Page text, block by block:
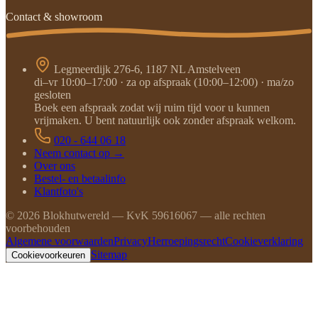
Contact & showroom
Legmeerdijk 276-6, 1187 NL Amstelveen
di–vr 10:00–17:00 · za op afspraak (10:00–12:00) · ma/zo
gesloten
Boek een afspraak zodat wij ruim tijd voor u kunnen
vrijmaken. U bent natuurlijk ook zonder afspraak welkom.
020 - 644 06 18
Neem contact op →
Over ons
Bestel- en betaalinfo
Klantfoto's
© 2026 Blokhutwereld — KvK 59616067 — alle rechten
voorbehouden
Algemene voorwaardenPrivacyHerroepingsrechtCookieverklaring
Cookievoorkeuren Sitemap